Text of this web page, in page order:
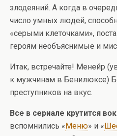
злодеяний. А когда в
число умных людей,
«серыми клеточками»,
героям необъяснимые и
Итак, встречайте! Менейр
к мужчинам в Бенилюксе)
преступников на вкус.
Все в сериале крутится
вспомнились «Меню» и «